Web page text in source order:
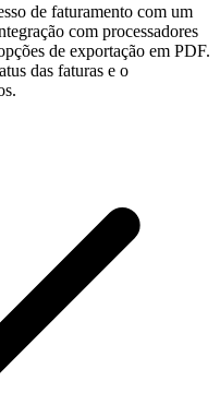
de faturamento com um
com processadores
de exportação em PDF.
das faturas e o